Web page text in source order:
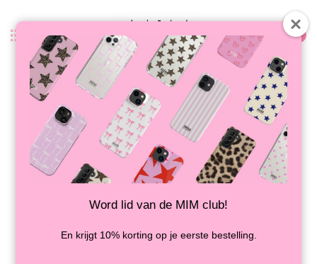
0
Zurück
MINTY SEBRA - MIM PIN-
KARTENAUFKLEBER
AUF LAGER
Word lid van de MIM club!
En krijgt 10% korting op je eerste bestelling.